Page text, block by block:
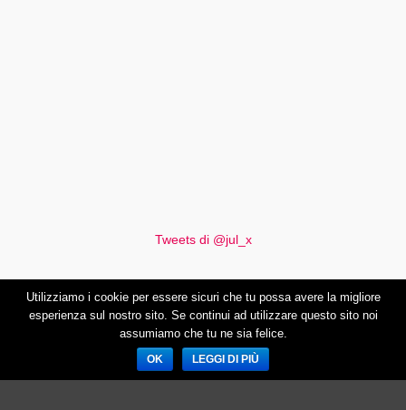
Tweets di @jul_x
PaoloRatto.com Copyright © 2014. P.IVA: 02028060990. Font del logo
Soolidium di SoolidPrivacy Policy
Utilizziamo i cookie per essere sicuri che tu possa avere la migliore
esperienza sul nostro sito. Se continui ad utilizzare questo sito noi
assumiamo che tu ne sia felice.
OK LEGGI DI PIÙ